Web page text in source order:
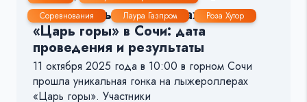
Соревнования
Лаура Газпром Роза Хутор
Гонка на лыжероллерах в гору
«Царь горы» в Сочи: дата
проведения и результаты
11 октября 2025 года в 10:00 в горном Сочи
прошла уникальная гонка на лыжероллерах
«Царь горы». Участники